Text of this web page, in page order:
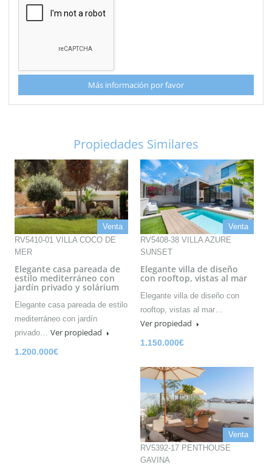
Más información por favor
Propiedades Similares
Venta
RV5410-01 VILLA COCO DE
MER
Elegante casa pareada de
estilo mediterráneo con
jardín privado y solárium
Elegante casa pareada de estilo
mediterráneo con jardín
privado… Ver propiedad
1.200.000€
Venta
RV5408-38 VILLA AZURE
SUNSET
Elegante villa de diseño
con rooftop, vistas al mar
Elegante villa de diseño con
rooftop, vistas al mar…
Ver propiedad
1.150.000€
Venta
RV5392-17 PENTHOUSE
GAVINA